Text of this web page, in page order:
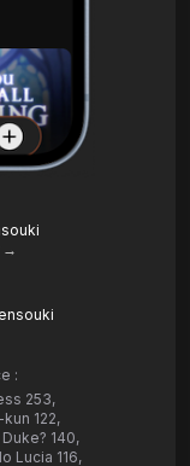
→
:
253,
122,
140,
Lucia 116,